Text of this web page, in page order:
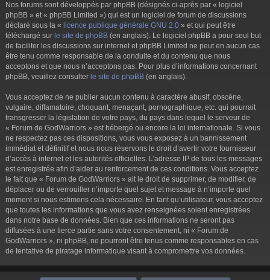
Nos forums sont développés par phpBB (désignés ci-après par « logiciel
phpBB » et « phpBB Limited ») qui est un logiciel de forum de discussions
déclaré sous la « licence publique générale GNU 2.0 » et qui peut être
téléchargé sur le site de phpBB (en anglais). Le logiciel phpBB a pour seul but
de faciliter les discussions sur internet et phpBB Limited ne peut en aucun cas
être tenu comme responsable de la conduite et du contenu que nous
acceptons et que nous n’acceptons pas. Pour plus d’informations concernant
phpBB, veuillez consulter le site de phpBB (en anglais).
Vous acceptez de ne publier aucun contenu à caractère abusif, obscène,
vulgaire, diffamatoire, choquant, menaçant, pornographique, etc. qui pourrait
transgresser la législation de votre pays, du pays dans lequel le serveur de
« Forum de GodWarriors » est hébergé ou encore la loi internationale. Si vous
ne respectez pas ces dispositions, vous vous exposez à un bannissement
immédiat et définitif et nous nous réservons le droit d’avertir votre fournisseur
d’accès à internet et les autorités officielles. L’adresse IP de tous les messages
est enregistrée afin d’aider au renforcement de ces conditions. Vous acceptez
le fait que « Forum de GodWarriors » ait le droit de supprimer, de modifier, de
déplacer ou de verrouiller n’importe quel sujet et message à n’importe quel
moment si nous estimons cela nécessaire. En tant qu’utilisateur, vous acceptez
que toutes les informations que vous avez renseignées soient enregistrées
dans notre base de données. Bien que ces informations ne seront pas
diffusées à une tierce partie sans votre consentement, ni « Forum de
GodWarriors », ni phpBB, ne pourront être tenus comme responsables en cas
de tentative de piratage informatique visant à compromettre vos données.